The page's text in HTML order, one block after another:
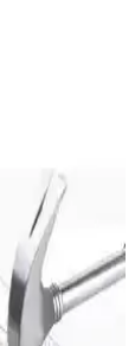
için
ve şık
iPad
dokunma